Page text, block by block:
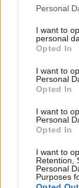
Please note
not limited to
grant or deny
use your data
consent section.
Personal
I want to
personal
Opted In
I want to
Personal
Opted In
I want to
Personal
Opted In
I want to
Retention,
Personal
Purposes
Kiss
Mihálka
Ádám,
Zsuzsi,
Zalatnay
A szerzők:
DUNCAN
hatalmas
musicalje